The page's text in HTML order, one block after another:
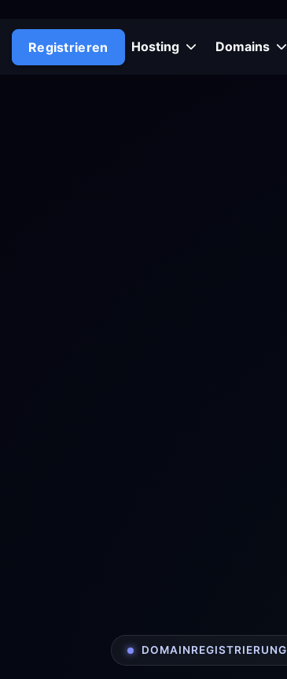
Registrieren Hosting Domains
DOMAINREGISTRIERUNG